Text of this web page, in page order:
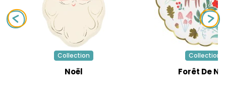
Collection
Noël
Collection
Forêt De